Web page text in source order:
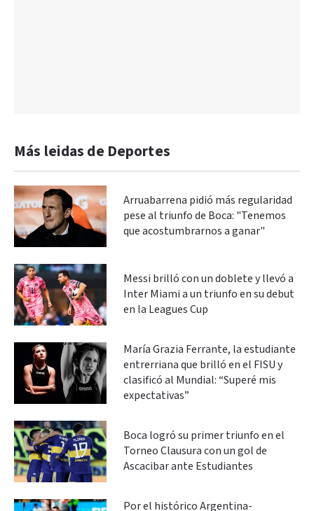
Más leidas de Deportes
Arruabarrena pidió más regularidad
pese al triunfo de Boca: "Tenemos
que acostumbrarnos a ganar"
Messi brilló con un doblete y llevó a
Inter Miami a un triunfo en su debut
en la Leagues Cup
María Grazia Ferrante, la estudiante
entrerriana que brilló en el FISU y
clasificó al Mundial: “Superé mis
expectativas”
Boca logró su primer triunfo en el
Torneo Clausura con un gol de
Ascacibar ante Estudiantes
Por el histórico Argentina-